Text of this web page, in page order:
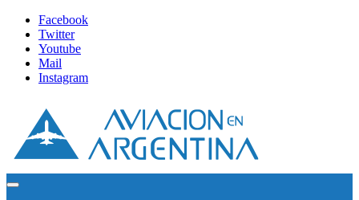
Facebook
Twitter
Youtube
Mail
Instagram